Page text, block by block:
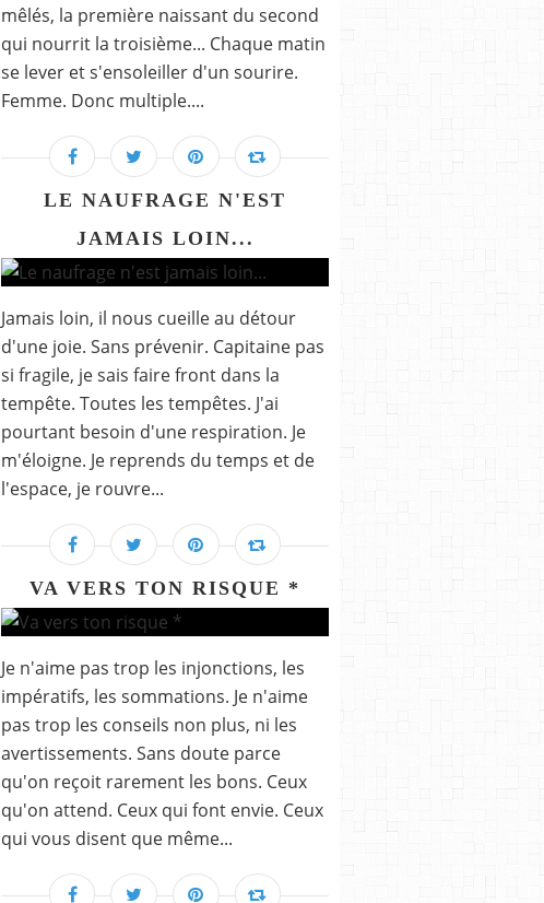
mêlés, la première naissant du second
qui nourrit la troisième... Chaque matin
se lever et s'ensoleiller d'un sourire.
Femme. Donc multiple....
LE NAUFRAGE N'EST
JAMAIS LOIN...
Jamais loin, il nous cueille au détour
d'une joie. Sans prévenir. Capitaine pas
si fragile, je sais faire front dans la
tempête. Toutes les tempêtes. J'ai
pourtant besoin d'une respiration. Je
m'éloigne. Je reprends du temps et de
l'espace, je rouvre...
VA VERS TON RISQUE *
Je n'aime pas trop les injonctions, les
impératifs, les sommations. Je n'aime
pas trop les conseils non plus, ni les
avertissements. Sans doute parce
qu'on reçoit rarement les bons. Ceux
qu'on attend. Ceux qui font envie. Ceux
qui vous disent que même...